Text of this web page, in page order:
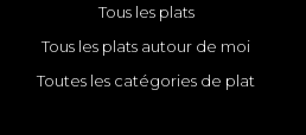
Tous les plats
Tous les plats autour de moi
Toutes les catégories de plat